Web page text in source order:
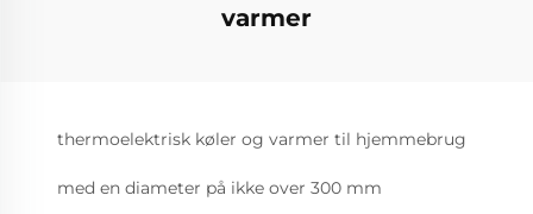
varmer
thermoelektrisk køler og varmer til hjemmebrug
med en diameter på ikke over 300 mm